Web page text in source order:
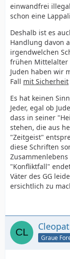
einwandfrei
schon eine
Deshalb ist es
Handlung davon
irgendwelchen
frühen Mittelalter
Juden haben wir
Fall mit Sicherheit
Es hat keinen
Jeder, egal ob
dass in seiner
stehen, die aus
"Zeitgeist"
diese Schriften
"Konfliktfall"
Väter des GG
ersichtlich zu
Graue